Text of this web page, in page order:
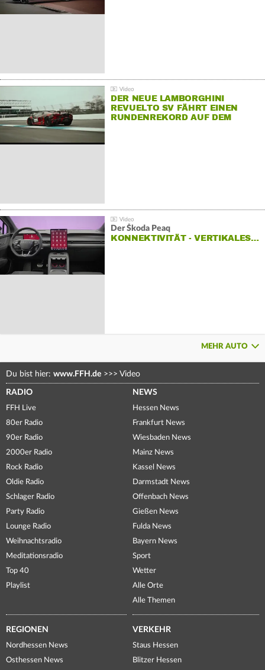
DER NEUE LAMBORGHINI
REVUELTO SV FÄHRT EINEN
RUNDENREKORD AUF DEM
Der Škoda Peaq
KONNEKTIVITÄT - VERTIKALES…
MEHR AUTO
Du bist hier: www.FFH.de >>> Video
RADIO
FFH Live
80er Radio
90er Radio
2000er Radio
Rock Radio
Oldie Radio
Schlager Radio
Party Radio
Lounge Radio
Weihnachtsradio
Meditationsradio
Top 40
Playlist
NEWS
Hessen News
Frankfurt News
Wiesbaden News
Mainz News
Kassel News
Darmstadt News
Offenbach News
Gießen News
Fulda News
Bayern News
Sport
Wetter
Alle Orte
Alle Themen
REGIONEN
Nordhessen News
Osthessen News
VERKEHR
Staus Hessen
Blitzer Hessen